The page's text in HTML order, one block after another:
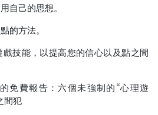
自己的思想。
的方法。
技能，以提高您的信心以及點之間
免費報告：六個未強制的“心理遊
間犯